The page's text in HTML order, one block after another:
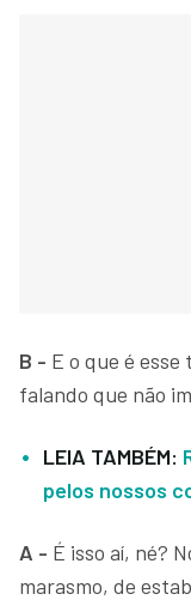
B - E o que é
falando que não
LEIA TAMBÉM:
pelos nossos
A - É isso aí, né?
marasmo, de